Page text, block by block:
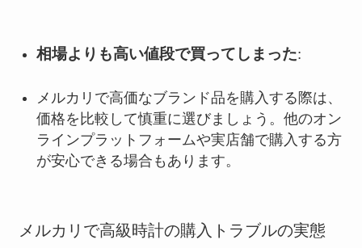
相場よりも高い値段で買ってしまった:
メルカリで高価なブランド品を購入する際は、
価格を比較して慎重に選びましょう。他のオン
ラインプラットフォームや実店舗で購入する方
が安心できる場合もあります。
メルカリで高級時計の購入トラブルの実態